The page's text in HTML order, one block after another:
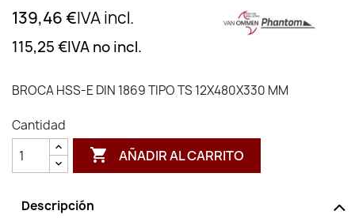
139,46 €IVA incl.
115,25 €IVA no incl.
BROCA HSS-E DIN 1869 TIPO TS 12X480X330 MM
Cantidad
 AÑADIR AL CARRITO
Descripción